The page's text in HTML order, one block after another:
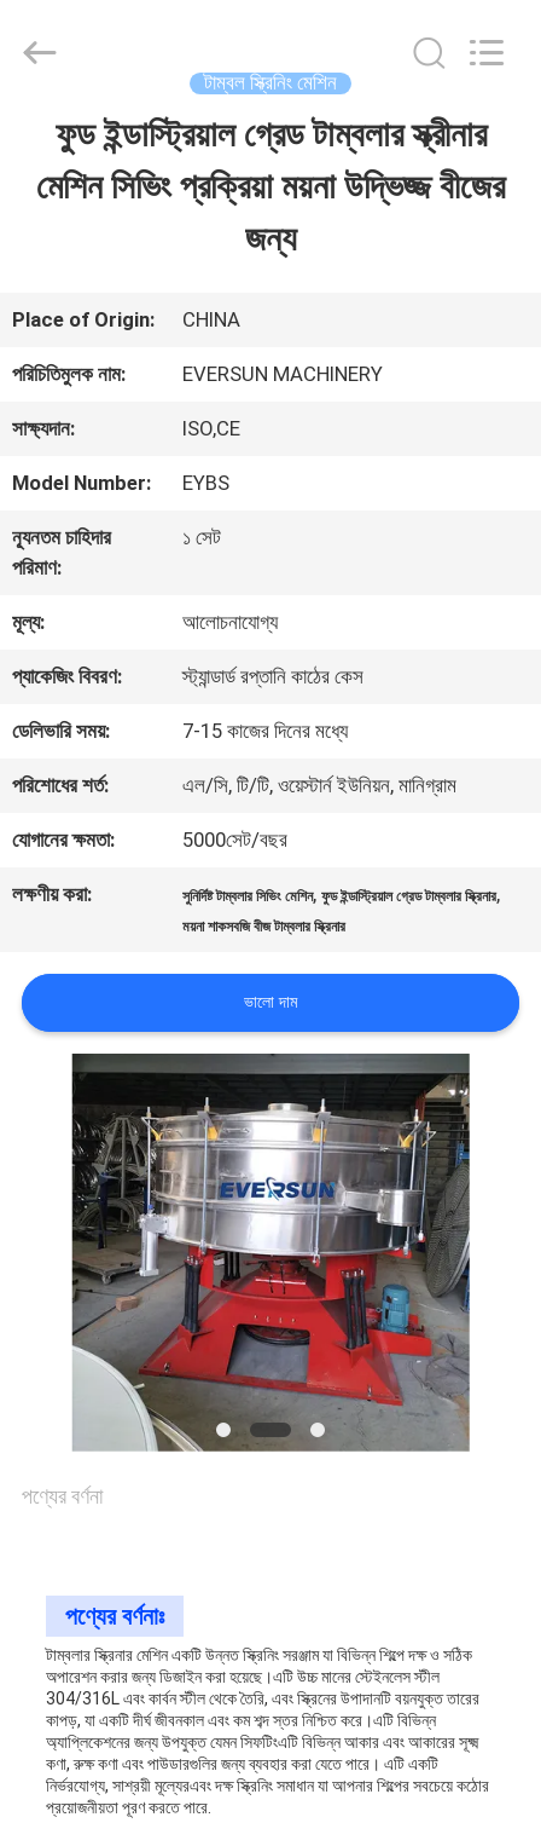
VR
প্রদর্শন
আমাদের
সম্পর্কে
ভ্রমণ
মান
নিয়ন্ত্রণ
উদ্ধৃতির
আবেদন
সাইটম্যাপ
গোপনীয়তা
(Henan)
টাম্বল স্ক্রিনিং মেশিন
ফুড ইন্ডাস্ট্রিয়াল গ্রেড টাম্বলার স্ক্রীনার
মেশিন সিভিং প্রক্রিয়া ময়না উদ্ভিজ্জ বীজের
জন্য
Place of Origin: CHINA
পরিচিতিমুলক নাম: EVERSUN MACHINERY
সাক্ষ্যদান: ISO,CE
Model Number: EYBS
ন্যূনতম চাহিদার
পরিমাণ:
১ সেট
মূল্য: আলোচনাযোগ্য
প্যাকেজিং বিবরণ: স্ট্যান্ডার্ড রপ্তানি কাঠের কেস
ডেলিভারি সময়: 7-15 কাজের দিনের মধ্যে
পরিশোধের শর্ত: এল/সি, টি/টি, ওয়েস্টার্ন ইউনিয়ন, মানিগ্রাম
যোগানের ক্ষমতা: 5000সেট/বছর
লক্ষণীয় করা: সুনির্দিষ্ট টাম্বলার সিভিং মেশিন,ফুড ইন্ডাস্ট্রিয়াল গ্রেড টাম্বলার স্ক্রিনার,
ময়না শাকসবজি বীজ টাম্বলার স্ক্রিনার
ভালো দাম
পণ্যের বর্ণনা
পণ্যের বর্ণনাঃ
টাম্বলার স্ক্রিনার মেশিন একটি উন্নত স্ক্রিনিং সরঞ্জাম যা বিভিন্ন শিল্পে দক্ষ ও সঠিক
অপারেশন করার জন্য ডিজাইন করা হয়েছে।এটি উচ্চ মানের স্টেইনলেস স্টীল
304/316L এবং কার্বন স্টীল থেকে তৈরি, এবং স্ক্রিনের উপাদানটি বয়নযুক্ত তারের
কাপড়, যা একটি দীর্ঘ জীবনকাল এবং কম শব্দ স্তর নিশ্চিত করে।এটি বিভিন্ন
অ্যাপ্লিকেশনের জন্য উপযুক্ত যেমন সিফটিংএটি বিভিন্ন আকার এবং আকারের সূক্ষ্ম
কণা, রুক্ষ কণা এবং পাউডারগুলির জন্য ব্যবহার করা যেতে পারে। এটি একটি
নির্ভরযোগ্য, সাশ্রয়ী মূল্যেরএবং দক্ষ স্ক্রিনিং সমাধান যা আপনার শিল্পের সবচেয়ে কঠোর
প্রয়োজনীয়তা পূরণ করতে পারে.